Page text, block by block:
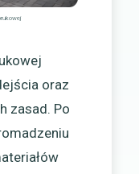
oraz
zasad. Po